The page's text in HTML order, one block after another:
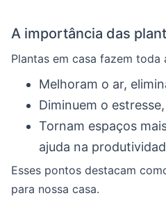
A importância das
Plantas em casa fazem toda
Melhoram o ar,
Diminuem o
Tornam espaços
ajuda na
Esses pontos destacam
para nossa casa.